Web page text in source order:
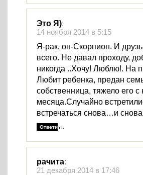
Это Я):
14 ноября 2014 в 5:15
Я-рак, он-Скорпион. И
всего. Не давал проходу,
никогда ..Хочу! Люблю!. На
Любит ребенка, предан
собственница, тяжело его
месяца.Случайно
встречаться снова…и
Ответить
рачита:
21 декабря 2014 в 17:46